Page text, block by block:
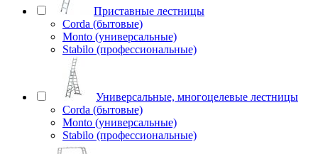
Приставные лестницы
Corda (бытовые)
Monto (универсальные)
Stabilo (профессиональные)
Универсальные, многоцелевые лестницы
Corda (бытовые)
Monto (универсальные)
Stabilo (профессиональные)